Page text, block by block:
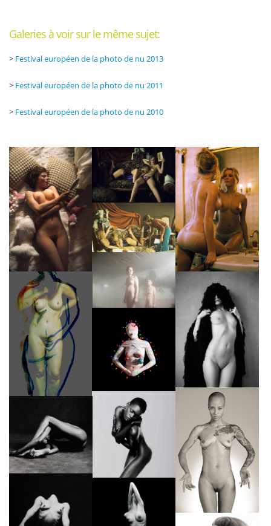
Galeries à voir sur le même sujet:
> Festival européen de la photo de nu 2013
> Festival européen de la photo de nu 2011
> Festival européen de la photo de nu 2010